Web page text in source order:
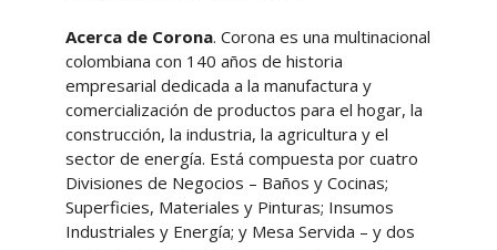
Acerca de Corona. Corona es una multinacional
colombiana con 140 años de historia
empresarial dedicada a la manufactura y
comercialización de productos para el hogar, la
construcción, la industria, la agricultura y el
sector de energía. Está compuesta por cuatro
Divisiones de Negocios – Baños y Cocinas;
Superficies, Materiales y Pinturas; Insumos
Industriales y Energía; y Mesa Servida – y dos